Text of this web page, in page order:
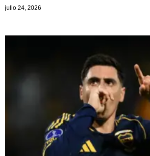
julio 24, 2026